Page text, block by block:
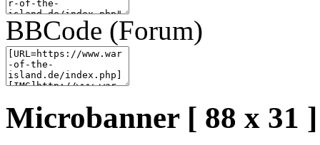
BBCode (Forum)
Microbanner [ 88 x 31 ]